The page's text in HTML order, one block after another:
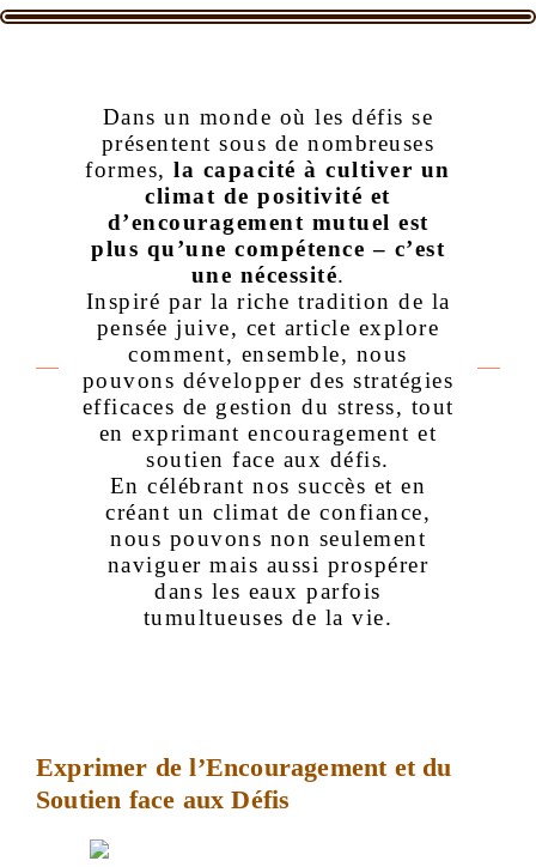
Dans un monde où les défis se
présentent sous de nombreuses
formes,la capacité à cultiver un
climat de positivité et
d’encouragement mutuel est
plus qu’une compétence – c’est
une nécessité.
Inspiré par la riche tradition de la
pensée juive, cet article explore
comment, ensemble, nous
pouvons développer des stratégies
efficaces de gestion du stress, tout
en exprimant encouragement et
soutien face aux défis.
En célébrant nos succès et en
créant un climat de confiance,
nous pouvons non seulement
naviguer mais aussi prospérer
dans les eaux parfois
tumultueuses de la vie.
Exprimer de l’Encouragement et du
Soutien face aux Défis